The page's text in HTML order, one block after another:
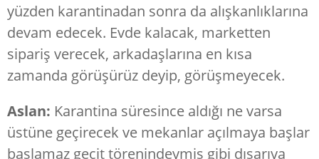
yüzden karantinadan sonra da alışkanlıklarına
devam edecek. Evde kalacak, marketten
sipariş verecek, arkadaşlarına en kısa
zamanda görüşürüz deyip, görüşmeyecek.
Aslan: Karantina süresince aldığı ne varsa
üstüne geçirecek ve mekanlar açılmaya başlar
başlamaz geçit törenindeymiş gibi dışarıya